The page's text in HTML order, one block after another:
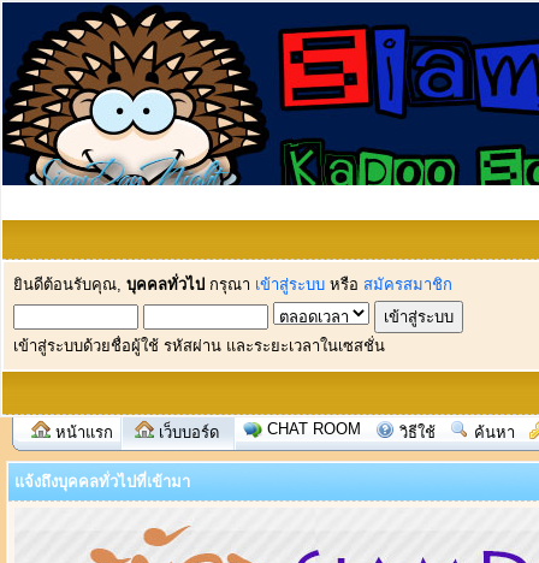
ยินดีต้อนรับคุณ, บุคคลทั่วไป กรุณา เข้าสู่ระบบ หรือ สมัครสมาชิก
เข้าสู่ระบบด้วยชื่อผู้ใช้ รหัสผ่าน และระยะเวลาในเซสชั่น
หน้าแรก เว็บบอร์ด CHAT ROOM วิธีใช้ ค้นหา
แจ้งถึงบุคคลทั่วไปที่เข้ามา